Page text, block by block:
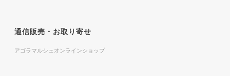
通信販売・お取り寄せ
アゴラマルシェオンラインショップ